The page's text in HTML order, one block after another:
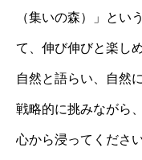
（集いの森）」とい
て、伸び伸びと楽し
自然と語らい、自然
戦略的に挑みながら
心から浸ってください